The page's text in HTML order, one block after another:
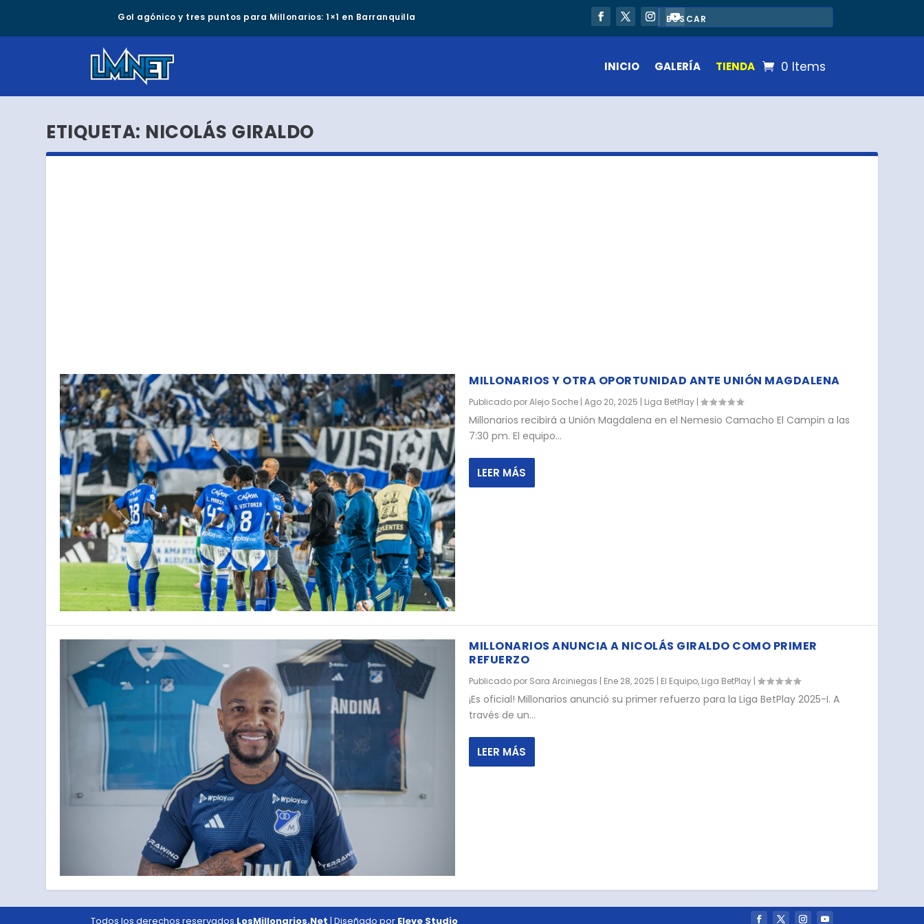
Gol agónico y tres puntos para Millonarios: 1×1 en Barranquilla
INICIO GALERÍA TIENDA 0 Items
ETIQUETA: NICOLÁS GIRALDO
MILLONARIOS Y OTRA OPORTUNIDAD ANTE UNIÓN MAGDALENA
Publicado porAlejo Soche | Ago 20, 2025 | Liga BetPlay |
Millonarios recibirá a Unión Magdalena en el Nemesio Camacho El Campin a las
7:30 pm. El equipo...
LEER MÁS
MILLONARIOS ANUNCIA A NICOLÁS GIRALDO COMO PRIMER
REFUERZO
Publicado por Sara Arciniegas | Ene 28, 2025 | El Equipo, Liga BetPlay |
¡Es oficial! Millonarios anunció su primer refuerzo para la Liga BetPlay 2025-I. A
través de un...
LEER MÁS
Todos los derechos reservados LosMillonarios.Net | Diseñado por Eleve Studio